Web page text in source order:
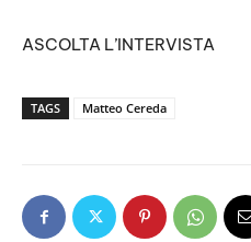
ASCOLTA L’INTERVISTA
TAGS Matteo Cereda